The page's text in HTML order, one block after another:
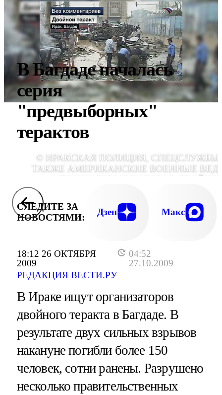
18:12 26 ОКТЯБРЯ
2009
04:52
27.10.2009
РЕДАКЦИЯ ВЕСТИ.РУ
В Багдаде началась
серия
"предвыборных"
терактов
© ИРАКСКАЯ ПОЛИЦИЯ,
ТАКЖЕ АМЕРИКАНСКИЕ ВОЕННЫЕ
ПОИСК ОРГАНИЗАТОРОВ
СЛЕДИТЕ ЗА
НОВОСТЯМИ:
Дзен Макс
В Ираке ищут организаторов
двойного теракта в Багдаде. В
результате двух сильных взрывов
накануне погибли более 150
человек, сотни ранены. Разрушено
несколько правительственных